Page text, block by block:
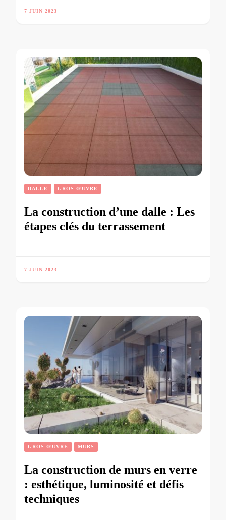
7 JUIN 2023
DALLE GROS ŒUVRE
La construction d’une dalle : Les
étapes clés du terrassement
7 JUIN 2023
GROS ŒUVRE MURS
La construction de murs en verre
: esthétique, luminosité et défis
techniques